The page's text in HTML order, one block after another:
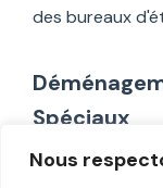
Nous
des bureaux
Spéciaux
Certains de vos